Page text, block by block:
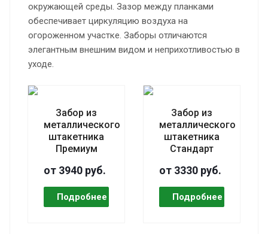
окружающей среды. Зазор между планками
обеспечивает циркуляцию воздуха на
огороженном участке. Заборы отличаются
элегантным внешним видом и неприхотливостью в
уходе.
Забор из
металлического
штакетника
Премиум
от 3940 руб.
Забор из
металлического
штакетника
Стандарт
от 3330 руб.